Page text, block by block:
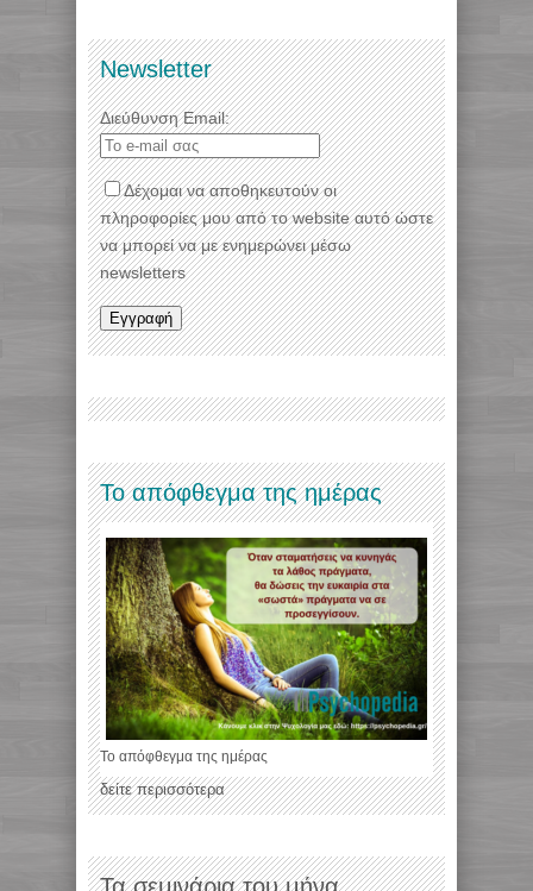
Newsletter
Διεύθυνση Email:
Δέχομαι να αποθηκευτούν οι
πληροφορίες μου από το website αυτό ώστε
να μπορεί να με ενημερώνει μέσω
newsletters
Το απόφθεγμα της ημέρας
Το απόφθεγμα της ημέρας
δείτε περισσότερα